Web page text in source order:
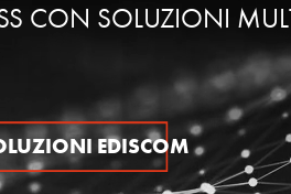
CON SOLUZIONI
EDISCOM